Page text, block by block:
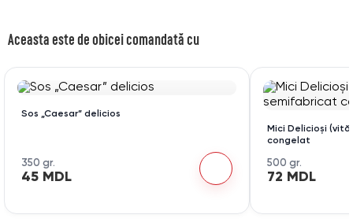
Aceasta este de obicei comandată cu
Sos „Caesar” delicios
350 gr.
45 MDL
Mici Delicioși
congelat
500 gr.
72 MDL